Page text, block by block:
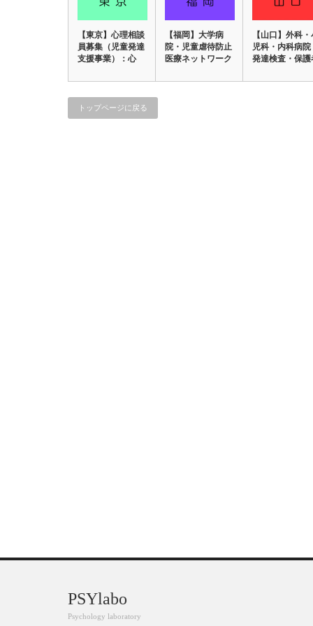
【東京】心理相談
員募集（児童発達
支援事業）：心
こ…
【福岡】大学病
院・児童虐待防止
医療ネットワーク
【山口】外科・
児科・内科病院
発達検査・保護
トップページに戻る
PSYlabo
Psychology laboratory